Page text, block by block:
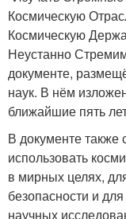
Космическую
Космическую
Неустанно
документе,
наук. В нём
ближайшие пять
В документе также
использовать
в мирных целях,
безопасности и
научных